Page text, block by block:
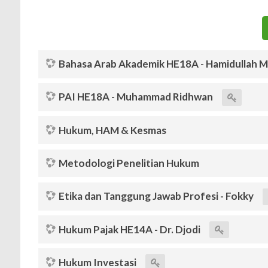
Bahasa Arab Akademik HE18A - Hamidullah
PAI HE18A - Muhammad Ridhwan
Hukum, HAM & Kesmas
Metodologi Penelitian Hukum
Etika dan Tanggung Jawab Profesi - Fokky
Hukum Pajak HE14A - Dr. Djodi
Hukum Investasi